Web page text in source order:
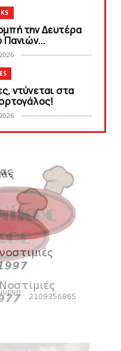
την Δευτέρα
Πανιών...
ντύνεται στα
κλήρωσης του
Talks» (video)